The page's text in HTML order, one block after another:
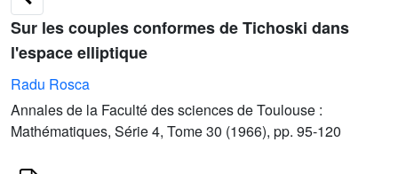
Sur les couples conformes de Tichoski dans
l'espace elliptique
Radu Rosca
Annales de la Faculté des sciences de Toulouse :
Mathématiques, Série 4, Tome 30 (1966), pp. 95-120